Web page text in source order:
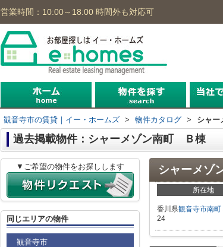
営業時間：10:00～18:00 時間外も対応可
沿線から探す
住所から探す
地図から探す
観音寺市の賃貸｜イー・ホームズ > 物件カタログ > シャ
過去掲載物件：シャーメゾン南町 Ｂ棟
シャーメゾ
所在地
香川県観音寺市南町
24
▼ご希望の物件をお探しします
同じエリアの物件
観音寺市